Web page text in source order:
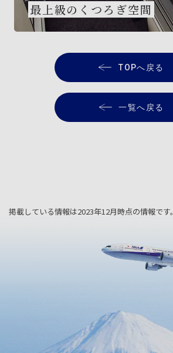
最上級のくつろぎ空間
TOPへ戻る
一覧へ戻る
掲載している情報は2023年12月時点の情報です。